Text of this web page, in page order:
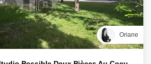
Oriane